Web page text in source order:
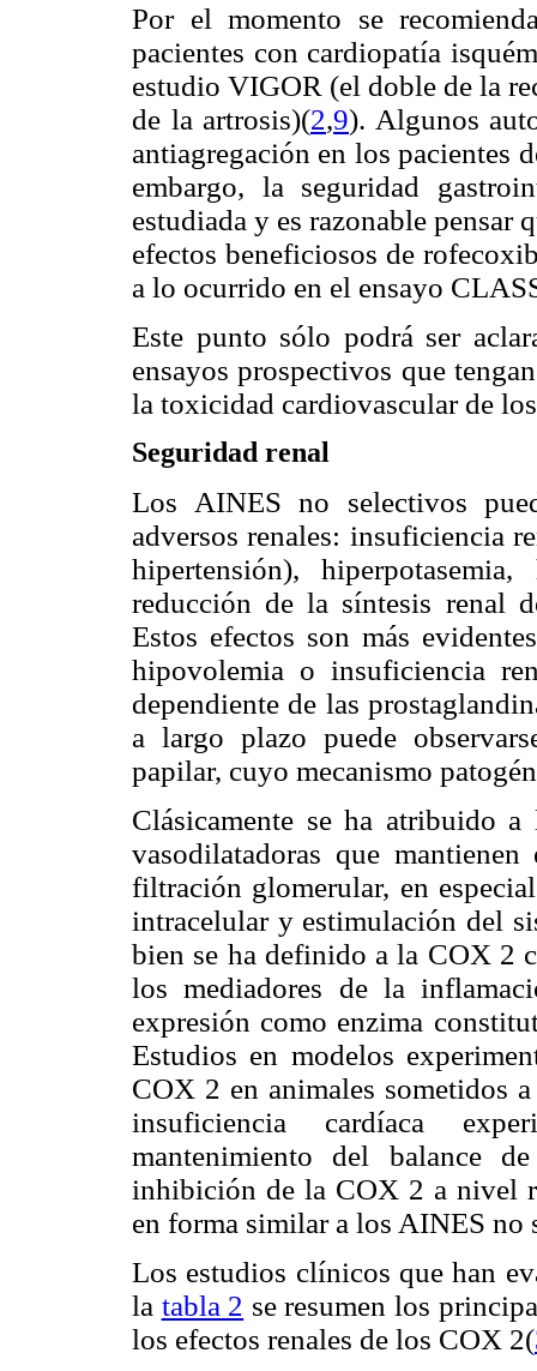
Por el momento se
pacientes con cardiopatía
estudio VIGOR (el doble de la
de la artrosis)(2,9). Algunos
antiagregación en los pacientes
embargo, la seguridad
estudiada y es razonable pensar
efectos beneficiosos de
a lo ocurrido en el ensayo
Este punto sólo podrá ser
ensayos prospectivos que
la toxicidad cardiovascular de
Seguridad renal
Los AINES no selectivos
adversos renales: insuficiencia
hipertensión),
reducción de la síntesis renal
Estos efectos son más
hipovolemia o insuficiencia
dependiente de las
a largo plazo puede
papilar, cuyo mecanismo
Clásicamente se ha atribuido
vasodilatadoras que
filtración glomerular, en
intracelular y estimulación del
bien se ha definido a la COX 2
los mediadores de la
expresión como enzima
Estudios en modelos
COX 2 en animales sometidos
insuficiencia cardíaca
mantenimiento del balance
inhibición de la COX 2 a nivel
en forma similar a los AINES no
Los estudios clínicos que han
la tabla 2 se resumen los
los efectos renales de los COX 2(